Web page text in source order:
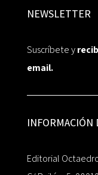
NEWSLETTER
Suscríbete y
email.
INFORMACIÓN
Editorial